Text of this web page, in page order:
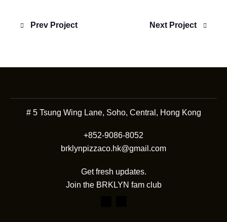
Prev Project Next Project
# 5 Tsung Wing Lane, Soho, Central, Hong Kong
+852-9086-8052
brklynpizzaco.hk@gmail.com
Get fresh updates.
Join the BRKLYN fam club